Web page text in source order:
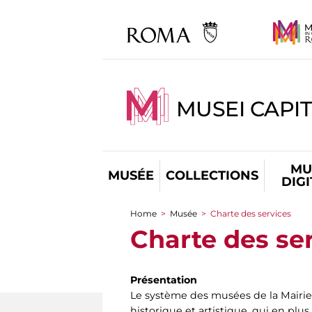
MUSEI
MUSÉE COLLECTIONS
You are here
Home > Musée > Charte des services
Charte des
Présentation
Le système des musées de la